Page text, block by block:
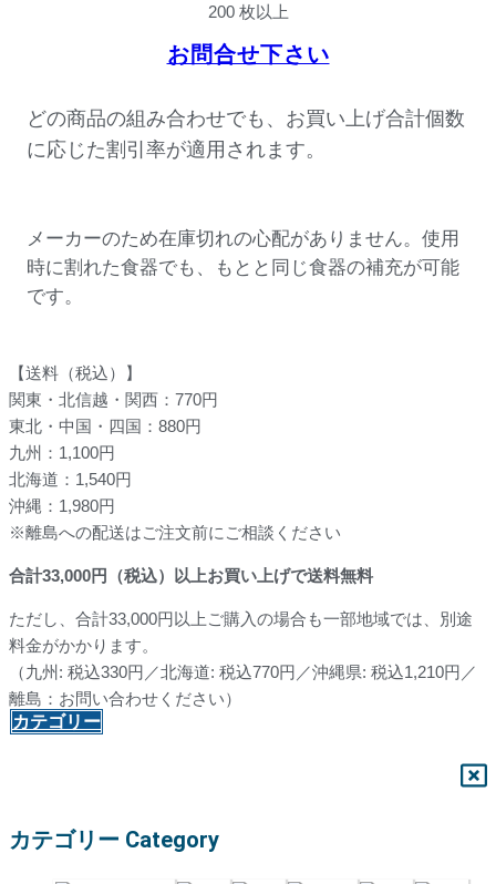
200 枚以上
お問合せ下さい
どの商品の組み合わせでも、お買い上げ合計個数
に応じた割引率が適用されます。
メーカーのため在庫切れの心配がありません。使用
時に割れた食器でも、もとと同じ食器の補充が可能
です。
【送料（税込）】
関東・北信越・関西：770円
東北・中国・四国：880円
九州：1,100円
北海道：1,540円
沖縄：1,980円
※離島への配送はご注文前にご相談ください
合計33,000円（税込）以上お買い上げで送料無料
ただし、合計33,000円以上ご購入の場合も一部地域では、別途
料金がかかります。
（九州: 税込330円／北海道: 税込770円／沖縄県: 税込1,210円／
離島：お問い合わせください）
カテゴリー
カテゴリー Category